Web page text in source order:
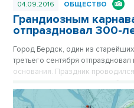
04.09.2016 ОБЩЕСТВО
Грандиозным
отпраздновал 300-
Город Бердск, один из
третьего сентября
основания. Праздник
ключевым и самым ярким
по одной из главных улиц города.